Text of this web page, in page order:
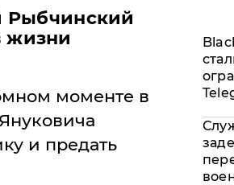
Помощь
Стиль Диалога
Шоу-биз
Рыбчинский
жизни
моменте в
и предать